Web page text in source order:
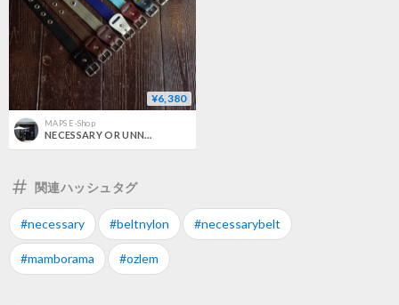
¥6,380
MAPS E-Shop
NECESSARY OR UNNECESSARY BELT NYLON
関連ハッシュタグ
#necessary #beltnylon #necessarybelt
#mamborama #ozlem